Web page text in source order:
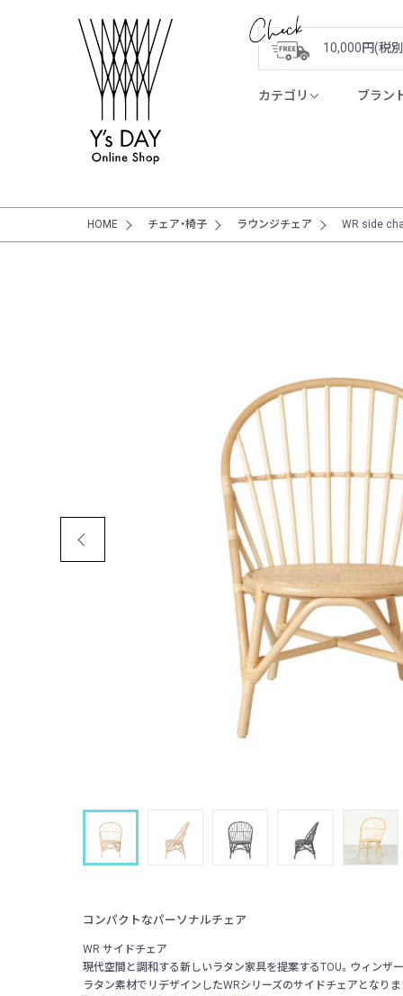
10,000円(税
カテゴリ ブラン
HOME チェア・椅子 ラウンジチェア WR side
コンパクトなパーソナルチェア
WR サイドチェア
現代空間と調和する新しいラタン家具を提案するTOU。ウィンザ
ラタン素材でリデザインしたWRシリーズのサイドチェアとなり